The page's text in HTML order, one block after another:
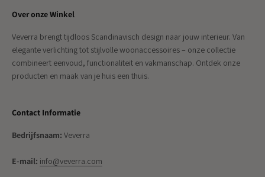
Over onze Winkel
Veverra brengt tijdloos Scandinavisch design naar jouw interieur. Van
elegante verlichting tot stijlvolle woonaccessoires – onze collectie
combineert eenvoud, functionaliteit en vakmanschap. Ontdek onze
producten en maak van je huis een thuis.
Contact Informatie
Bedrijfsnaam: Veverra
E-mail: info@veverra.com